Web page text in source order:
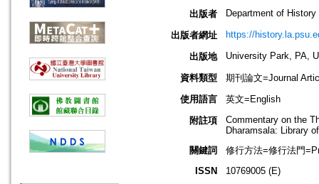
出版者 Department of
出版者網址 https://
出版地 University Park, PA,
資料類型
期刊論文=Journal
使用語言
英文=English
附註項
Commentary on the
Dharamsala: Library
關鍵詞
修行方法=修行法門
ISSN
10769005 (E)